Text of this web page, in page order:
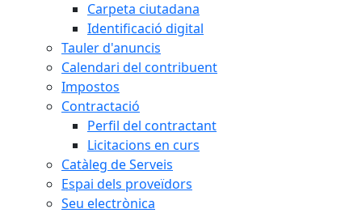
Carpeta ciutadana
Identificació digital
Tauler d'anuncis
Calendari del contribuent
Impostos
Contractació
Perfil del contractant
Licitacions en curs
Catàleg de Serveis
Espai dels proveïdors
Seu electrònica